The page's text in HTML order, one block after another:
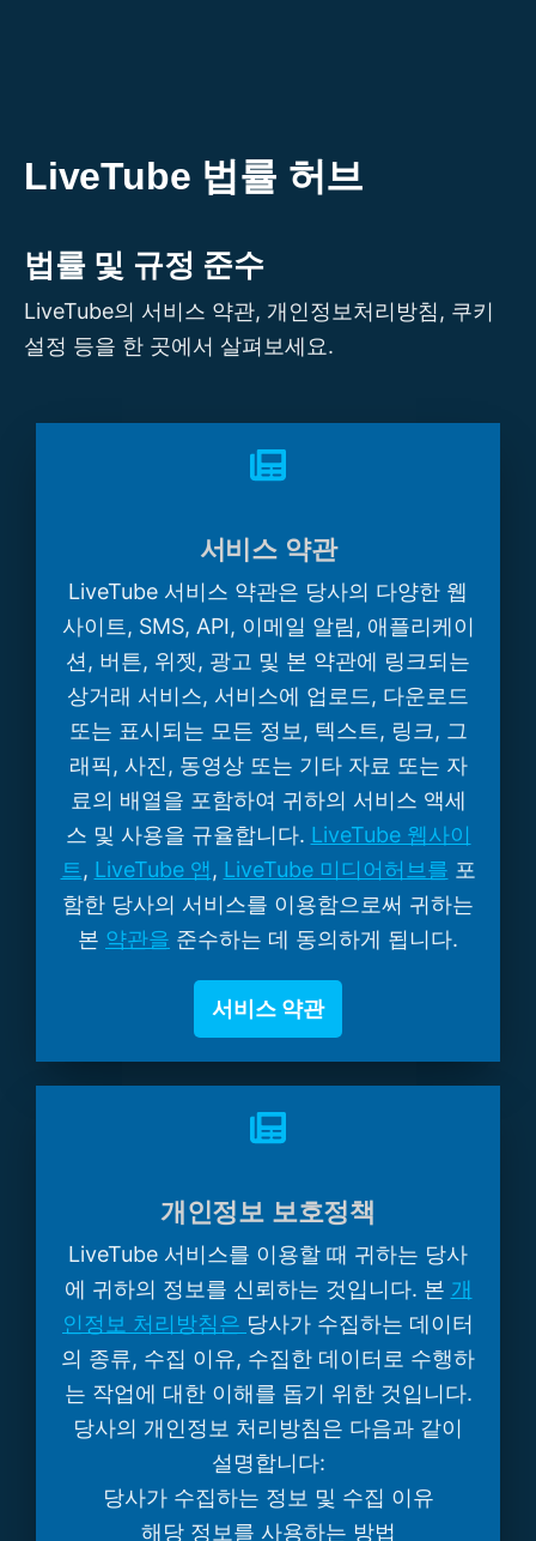
LiveTube 법률 허브
법률 및 규정 준수
LiveTube의 서비스 약관, 개인정보처리방침, 쿠키
설정 등을 한 곳에서 살펴보세요.
서비스 약관
LiveTube 서비스 약관은 당사의 다양한 웹
사이트, SMS, API, 이메일 알림, 애플리케이
션, 버튼, 위젯, 광고 및 본 약관에 링크되는
상거래 서비스, 서비스에 업로드, 다운로드
또는 표시되는 모든 정보, 텍스트, 링크, 그
래픽, 사진, 동영상 또는 기타 자료 또는 자
료의 배열을 포함하여 귀하의 서비스 액세
스 및 사용을 규율합니다. LiveTube 웹사이
트 , LiveTube 앱, LiveTube 미디어허브를 포
함한 당사의 서비스를 이용함으로써 귀하는
본 약관을 준수하는 데 동의하게 됩니다.
서비스 약관
개인정보 보호정책
LiveTube 서비스를 이용할 때 귀하는 당사
에 귀하의 정보를 신뢰하는 것입니다. 본 개
인정보 처리방침은 당사가 수집하는 데이터
의 종류, 수집 이유, 수집한 데이터로 수행하
는 작업에 대한 이해를 돕기 위한 것입니다.
당사의 개인정보 처리방침은 다음과 같이
설명합니다:
당사가 수집하는 정보 및 수집 이유
해당 정보를 사용하는 방법